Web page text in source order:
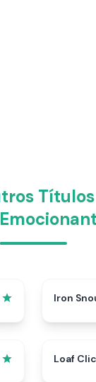
Iron
Loaf